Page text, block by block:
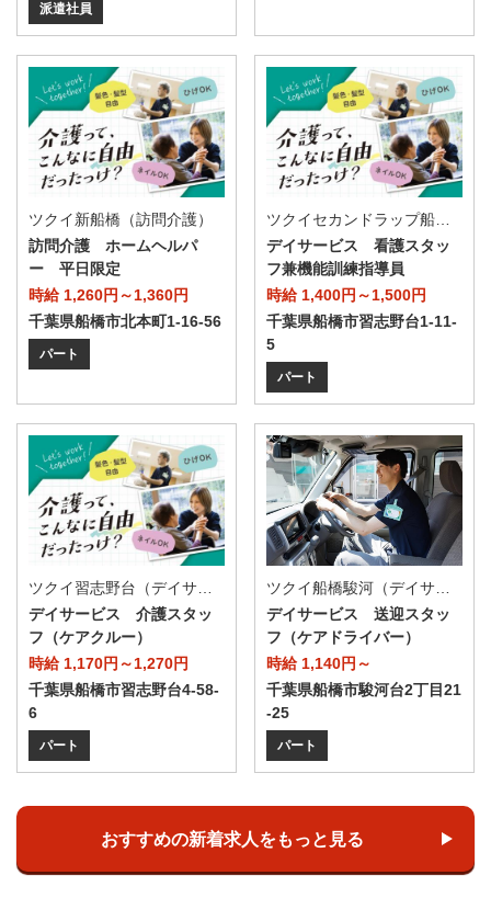
派遣社員
ツクイ新船橋（訪問介護）
訪問介護 ホームヘルパ
ー 平日限定
時給 1,260円～1,360円
千葉県船橋市北本町1-16-56
パート
ツクイセカンドラップ船橋（デイサービス）
デイサービス 看護スタッ
フ兼機能訓練指導員
時給 1,400円～1,500円
千葉県船橋市習志野台1-11-
5
パート
デイサービス 介護スタッ
フ（ケアクルー）
時給 1,170円～1,270円
千葉県船橋市習志野台4-58-
6
パート
デイサービス 送迎スタッ
フ（ケアドライバー）
時給 1,140円～
千葉県船橋市駿河台2丁目21
-25
パート
おすすめの新着求人をもっと見る